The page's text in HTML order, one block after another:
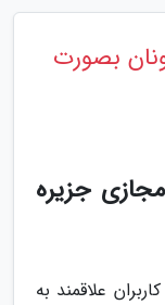
بصورت
جزیره
علاقمند به